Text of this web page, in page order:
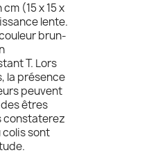
(15 x 15 x
lente.
brun-
T. Lors
la présence
peuvent
êtres
constaterez
colis sont